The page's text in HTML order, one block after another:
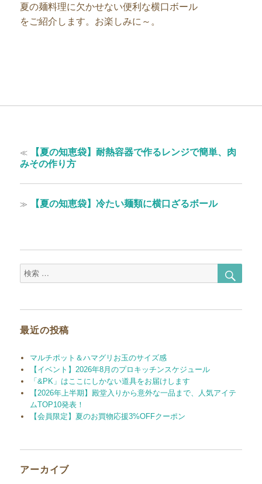
夏の麺料理に欠かせない便利な横口ボール
をご紹介します。お楽しみに～。
稿
シ
ョ
ン
≪
過
去
投
稿:
【夏の知恵袋】耐熱容器で作るレンジで簡単、肉
みその作り方
≫
次【夏の知恵袋】冷たい麺類に横口ざるボール
検
索
索
最近の投稿
マルチポット＆ハマグリお玉のサイズ感
【イベント】2026年8月のプロキッチンスケジュール
「&PK」はここにしかない道具をお届けします
【2026年上半期】殿堂入りから意外な一品まで、人気アイテ
ムTOP10発表！
【会員限定】夏のお買物応援3%OFFクーポン
アーカイブ